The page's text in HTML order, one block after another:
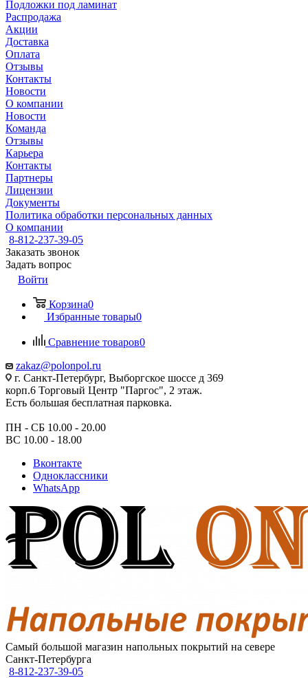
Подложки под ламинат
Распродажа
Акции
Доставка
Оплата
Отзывы
Контакты
Новости
О компании
Новости
Команда
Отзывы
Карьера
Контакты
Партнеры
Лицензии
Документы
Политика обработки персональных данных
О компании
8-812-237-39-05
Заказать звонок
Задать вопрос
Войти
Корзина0
Избранные товары0
Сравнение товаров0
zakaz@polonpol.ru
г. Санкт-Петербург, Выборгское шоссе д 369
корп.6 Торговый Центр "Паргос", 2 этаж.
Есть большая бесплатная парковка.
ПН - СБ 10.00 - 20.00
ВС 10.00 - 18.00
Вконтакте
Одноклассники
WhatsApp
Самый большой магазин напольных покрытий на севере
Санкт-Петербурга
8-812-237-39-05